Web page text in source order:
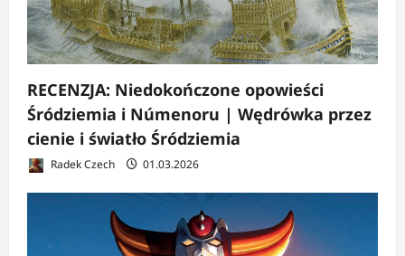
RECENZJA: Niedokończone opowieści
Śródziemia i Númenoru | Wędrówka przez
cienie i światło Śródziemia
Radek Czech 01.03.2026